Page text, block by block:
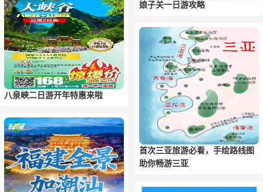
八泉峡二日游开年特惠来啦
娘子关一日游攻略
首次三亚旅游必看，手绘路线图
助你畅游三亚